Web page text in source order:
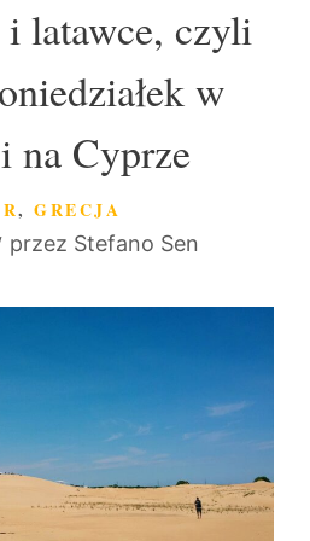
i latawce, czyli
w
na Cyprze
, GRECJA
przez Stefano Sen